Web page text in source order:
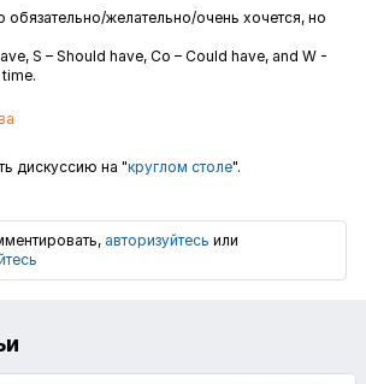
обязательно/желательно/очень хочется, но
S – Should have, Co – Could have, and W -
дискуссию на "круглом столе".
авторизуйтесь или